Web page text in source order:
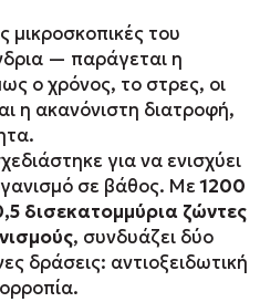
μικροσκοπικές του
— παράγεται η
ο χρόνος, το στρες, οι
η ακανόνιστη διατροφή,
για να ενισχύει
σε βάθος. Με1200
δισεκατομμύρια ζώντες
, συνδυάζει δύο
δράσεις: αντιοξειδωτική